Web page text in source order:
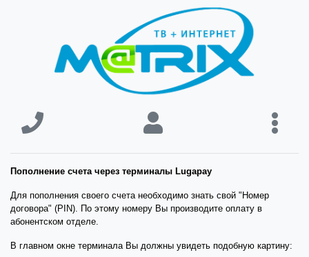
Пополнение счета через терминалы Lugapay
Для пополнения своего счета необходимо знать свой "Номер
договора" (PIN). По этому номеру Вы производите оплату в
абонентском отделе.
В главном окне терминала Вы должны увидеть подобную картину: